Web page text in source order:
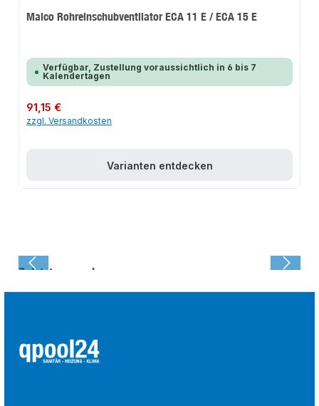
Maico Rohreinschubventilator ECA 11 E / ECA 15 E
Verfügbar, Zustellung voraussichtlich in 6 bis 7
Kalendertagen
Regulärer Preis:
91,15 €
zzgl. Versandkosten
Varianten entdecken
Zuletzt angesehen: